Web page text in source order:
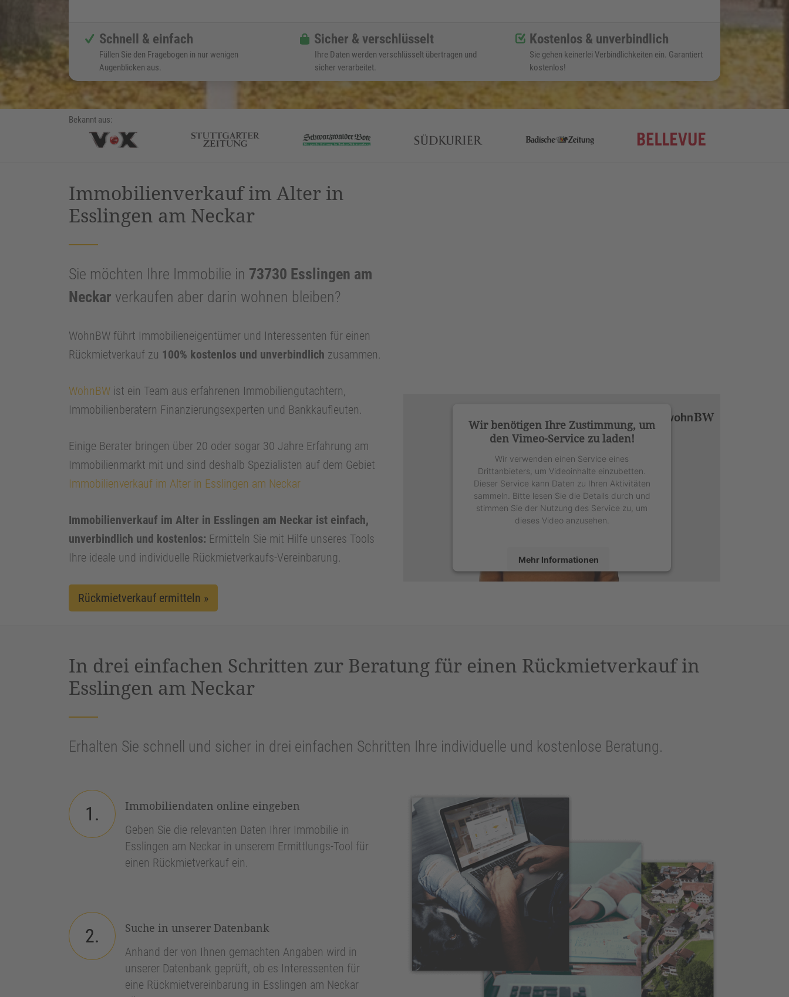
Schnell & einfach
Füllen Sie den Fragebogen in nur wenigen
Augenblicken aus.
Sicher & verschlüsselt
Ihre Daten werden verschlüsselt übertragen und
sicher verarbeitet.
Kostenlos & unverbindlich
Sie gehen keinerlei Verbindlichkeiten ein. Garantiert
kostenlos!
Bekannt aus:
Immobilienverkauf im Alter in
Esslingen am Neckar
Sie möchten Ihre Immobilie in 73730 Esslingen am
Neckar verkaufen aber darin wohnen bleiben?
WohnBW führt Immobilieneigentümer und Interessenten für einen
Rückmietverkauf zu 100% kostenlos und unverbindlich zusammen.
WohnBW ist ein Team aus erfahrenen Immobiliengutachtern,
Immobilienberatern Finanzierungsexperten und Bankkaufleuten.
Einige Berater bringen über 20 oder sogar 30 Jahre Erfahrung am
Immobilienmarkt mit und sind deshalb Spezialisten auf dem Gebiet
Immobilienverkauf im Alter in Esslingen am Neckar
Immobilienverkauf im Alter in Esslingen am Neckar ist einfach,
unverbindlich und kostenlos: Ermitteln Sie mit Hilfe unseres Tools
Ihre ideale und individuelle Rückmietverkaufs-Vereinbarung.
Rückmietverkauf ermitteln »
Wir benötigen Ihre Zustimmung, um
den Vimeo-Service zu laden!
Wir verwenden einen Service eines
Drittanbieters, um Videoinhalte einzubetten.
Dieser Service kann Daten zu Ihren Aktivitäten
sammeln. Bitte lesen Sie die Details durch und
stimmen Sie der Nutzung des Service zu, um
dieses Video anzusehen.
Mehr Informationen
In drei einfachen Schritten zur Beratung für einen Rückmietverkauf in
Esslingen am Neckar
Erhalten Sie schnell und sicher in drei einfachen Schritten Ihre individuelle und kostenlose Beratung.
1.
Immobiliendaten online eingeben
Geben Sie die relevanten Daten Ihrer Immobilie in
Esslingen am Neckar in unserem Ermittlungs-Tool für
einen Rückmietverkauf ein.
2.
Suche in unserer Datenbank
Anhand der von Ihnen gemachten Angaben wird in
unserer Datenbank geprüft, ob es Interessenten für
eine Rückmietvereinbarung in Esslingen am Neckar